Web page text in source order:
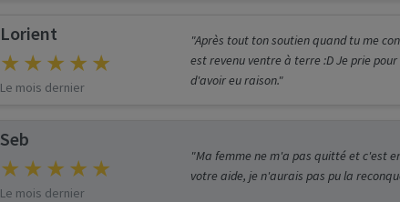
Lorient
Le mois dernier
"Après tout ton soutien quand tu me
est revenu ventre à terre :D Je prie
d'avoir eu raison."
Seb
Le mois dernier
"Ma femme ne m'a pas quitté et c'est
votre aide, je n'aurais pas pu la